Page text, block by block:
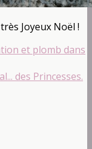
Joyeux Noël !
et plomb dans
des Princesses.